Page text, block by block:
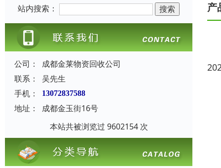
站内搜索：
公司：
成都金莱物资回收公司
联系：
吴先生
手机：
13072837588
地址：
成都金玉街16号
本站共被浏览过 9602154 次
产